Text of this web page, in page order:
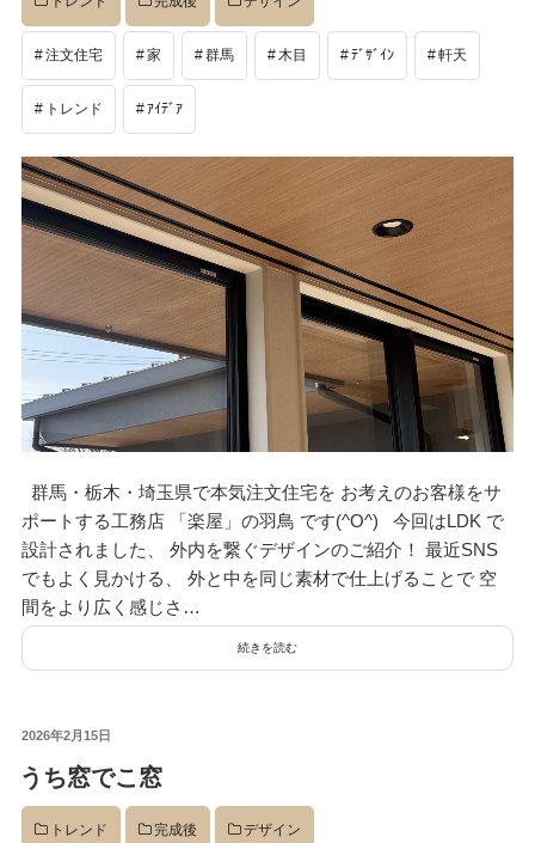
注文住宅 家 群馬 木目 ﾃﾞｻﾞｲﾝ 軒天
トレンド ｱｲﾃﾞｱ
群馬・栃木・埼玉県で本気注文住宅を お考えのお客様をサ
ポートする工務店 「楽屋」の羽鳥 です(^O^) 今回はLDK で
設計されました、 外内を繋ぐデザインのご紹介！ 最近SNS
でもよく見かける、 外と中を同じ素材で仕上げることで 空
間をより広く感じさ…
続きを読む
投
日:
2026年2月15日
うち窓でこ窓
トレンド 完成後 デザイン